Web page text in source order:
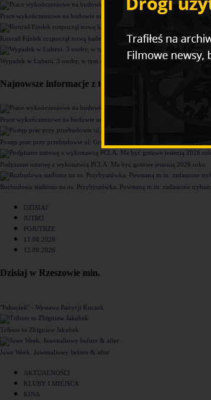
Prace wykończeniowe na budowie nowego komisariatu Policji w Rzeszowie
Konrad Fijołek rozpoczął nową kadencję. "Chcę rozwijać 4 filary
Wypadek w Lubeni. 3 osoby, w tym dziecko trafiły do szpitala
Najnowsze informacje z tego działu
Prace wykończeniowe na budowie nowego komisariatu Policji w Rzeszowie
Postęp prac przy przebudowie ul. Grunwaldzkiej [ZDJĘCIA]
Podpisano umowę z wykonawcą PCLA. Ma być gotowe jesienią 2026 roku
Rozbudowa stadionu na os. Przybyszówka. Powstaną m.in. zadaszone
DZISIAJ
JUTRO
POJUTRZE
11.08.2026
12.08.2026
Dzisiaj w Rzeszowie min.
"Pakucień" - Wystawa Patrycji Kuczek
Tribute to Zbigniew Jakubek
Juwe Week. Juwenaliowy before & after
AKTUALNOŚCI
KLUBY I MIEJSCA
KINA